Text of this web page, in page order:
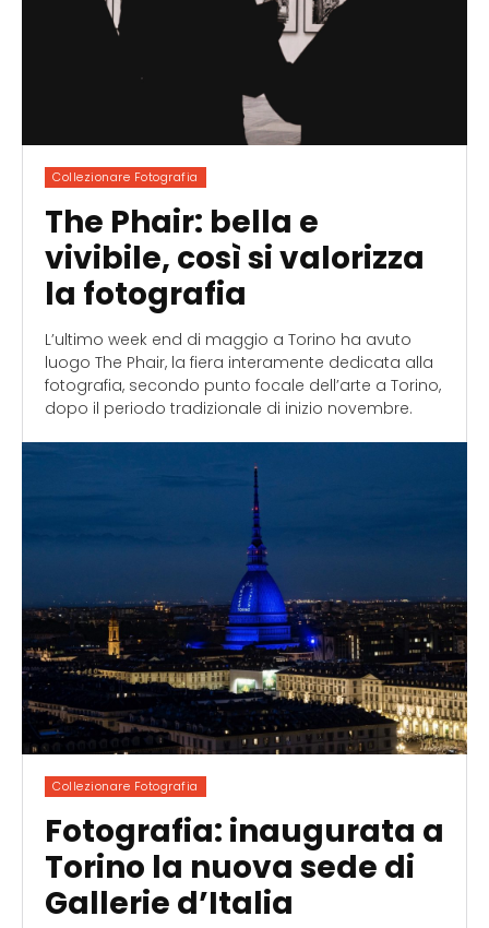
Collezionare Fotografia
The Phair: bella e
vivibile, così si valorizza
la fotografia
L’ultimo week end di maggio a Torino ha avuto
luogo The Phair, la fiera interamente dedicata alla
fotografia, secondo punto focale dell’arte a Torino,
dopo il periodo tradizionale di inizio novembre.
Collezionare Fotografia
Fotografia: inaugurata a
Torino la nuova sede di
Gallerie d’Italia